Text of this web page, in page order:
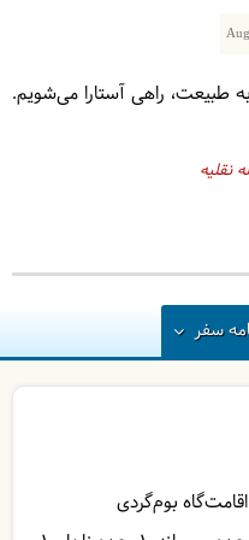
طبیعت، راهی آستارا می‌شویم.
پیمایی دلچسبی را به‌سوی
پس از صرف ناهار در
و برای صرف شام و
= تالش
سفر